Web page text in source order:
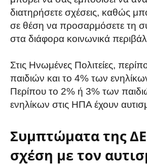
διατηρήσετε σχέσεις, καθώς
σε θέση να προσαρμόσετε τη
στα διάφορα κοινωνικά
Στις Ηνωμένες Πολιτείες,
παιδιών και το 4% των
Περίπου το 2% ή 3% των
ενηλίκων στις ΗΠΑ έχουν
Συμπτώματα της
σχέση με τον